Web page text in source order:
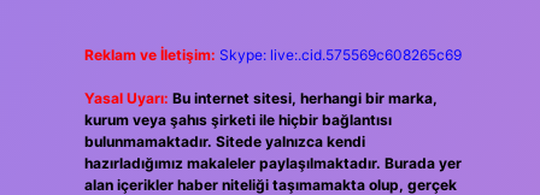
Reklam ve İletişim: Skype: live:.cid.575569c608265c69
Yasal Uyarı: Bu internet sitesi, herhangi bir marka,
kurum veya şahıs şirketi ile hiçbir bağlantısı
bulunmamaktadır. Sitede yalnızca kendi
hazırladığımız makaleler paylaşılmaktadır. Burada yer
alan içerikler haber niteliği taşımamakta olup, gerçek